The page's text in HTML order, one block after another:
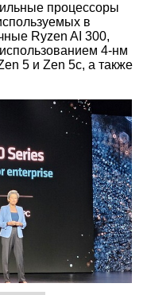
процессоры
в
Ryzen AI 300,
4-нм
5 и Zen 5c, а также